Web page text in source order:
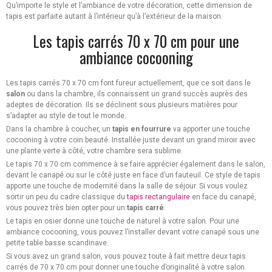
Qu’importe le style et l’ambiance de votre décoration, cette dimension de
tapis est parfaite autant à l’intérieur qu’à l’extérieur de la maison.
Les tapis carrés 70 x 70 cm pour une
ambiance cocooning
Les tapis carrés 70 x 70 cm font fureur actuellement, que ce soit dans le
salon ou dans la chambre, ils connaissent un grand succès auprès des
adeptes de décoration. Ils se déclinent sous plusieurs matières pour
s’adapter au style de tout le monde.
Dans la chambre à coucher, un tapis en fourrure va apporter une touche
cocooning à votre coin beauté. Installée juste devant un grand miroir avec
une plante verte à côté, votre chambre sera sublime.
Le tapis 70 x 70 cm commence à se faire apprécier également dans le salon,
devant le canapé ou sur le côté juste en face d’un fauteuil. Ce style de tapis
apporte une touche de modernité dans la salle de séjour. Si vous voulez
sortir un peu du cadre classique dutapis rectangulaire en face du canapé,
vous pouvez très bien opter pour un tapis carré
Le tapis en osier donne une touche de naturel à votre salon. Pour une
ambiance cocooning, vous pouvez l’installer devant votre canapé sous une
petite table basse scandinave.
Si vous avez un grand salon, vous pouvez toute à fait mettre deux tapis
carrés de 70 x 70 cm pour donner une touche d’originalité à votre salon.